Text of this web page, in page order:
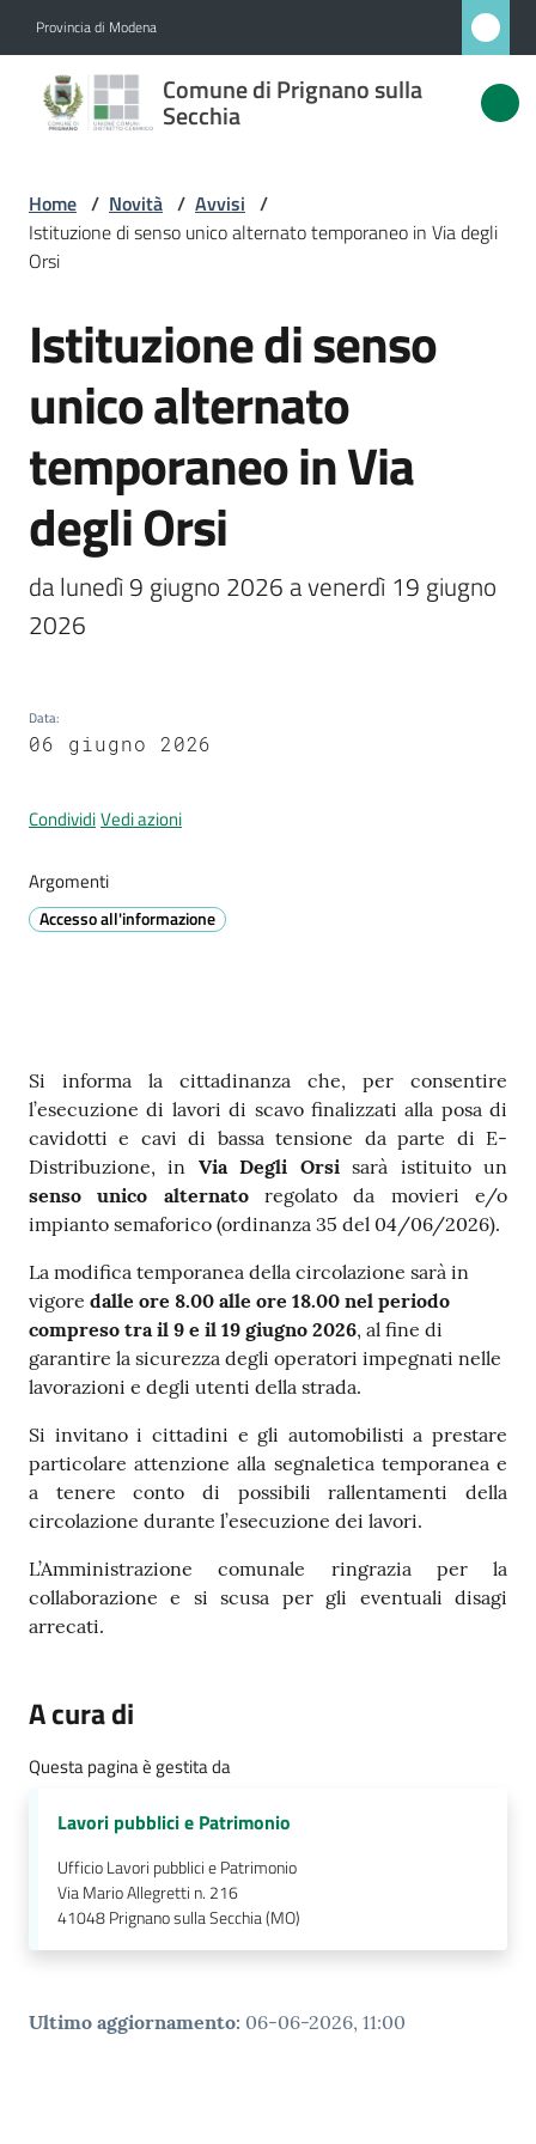
Provincia di Modena
Comune di Prignano sulla
Secchia
Comune
di
sulla
Secchia
Amministrazione
Novità
Menu selezionato
Servizi
Vivere
Prignano
sulla
Secchia
e
o
t
a
e
a
p
p
u
n
a
m
e
n
t
o
Street
Art
Tutti
gli
Home / Novità / Avvisi /
Istituzione di senso unico alternato temporaneo in Via degli
Orsi
Salta al contenuto
Istituzione di senso
unico alternato
temporaneo in Via
degli Orsi
da lunedì 9 giugno 2026 a venerdì 19 giugno
2026
Data:
06 giugno 2026
CondividiVedi azioni
Argomenti
Accesso all'informazione
Contenuto
Si informa la cittadinanza che, per consentire
l’esecuzione di lavori di scavo finalizzati alla posa di
cavidotti e cavi di bassa tensione da parte di E-
Distribuzione, in Via Degli Orsisarà istituito un
senso unico alternatoregolato da movieri e/o
impianto semaforico (ordinanza 35 del 04/06/2026).
La modifica temporanea della circolazione sarà in
vigore dalle ore 8.00 alle ore 18.00 nel periodo
compreso tra il 9 e il 19 giugno 2026, al fine di
garantire la sicurezza degli operatori impegnati nelle
lavorazioni e degli utenti della strada.
Si invitano i cittadini e gli automobilisti a prestare
particolare attenzione alla segnaletica temporanea e
a tenere conto di possibili rallentamenti della
circolazione durante l’esecuzione dei lavori.
L’Amministrazione comunale ringrazia per la
collaborazione e si scusa per gli eventuali disagi
arrecati.
A cura di
Questa pagina è gestita da
Lavori pubblici e Patrimonio
Ufficio Lavori pubblici e Patrimonio
Via Mario Allegretti n. 216
41048Prignano sulla Secchia (MO)
Ultimo aggiornamento: 06-06-2026, 11:00